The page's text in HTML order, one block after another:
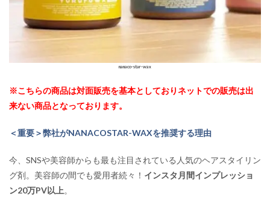
nanaco-star-wax
※こちらの商品は対面販売を基本としておりネットでの販売は出
来ない商品となっております。
＜重要＞弊社がNANACOSTAR-WAXを推奨する理由
今、SNSや美容師からも最も注目されている人気のヘアスタイリン
グ剤。美容師の間でも愛用者続々！ インスタ月間インプレッショ
ン20万PV以上。